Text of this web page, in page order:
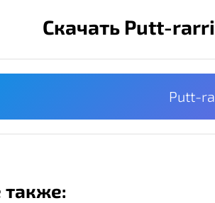
Скачать Putt-
Putt-
также: